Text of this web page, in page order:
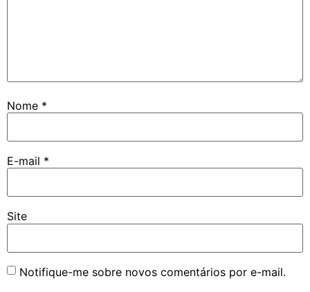
Nome *
E-mail *
Site
Notifique-me sobre novos comentários por e-mail.